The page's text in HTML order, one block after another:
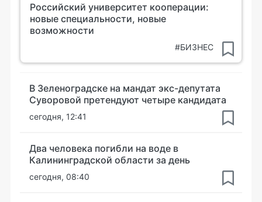
Российский университет кооперации:
новые специальности, новые
возможности
#БИЗНЕС
В Зеленоградске на мандат экс-депутата
Суворовой претендуют четыре кандидата
сегодня, 12:41
Два человека погибли на воде в
Калининградской области за день
сегодня, 08:40